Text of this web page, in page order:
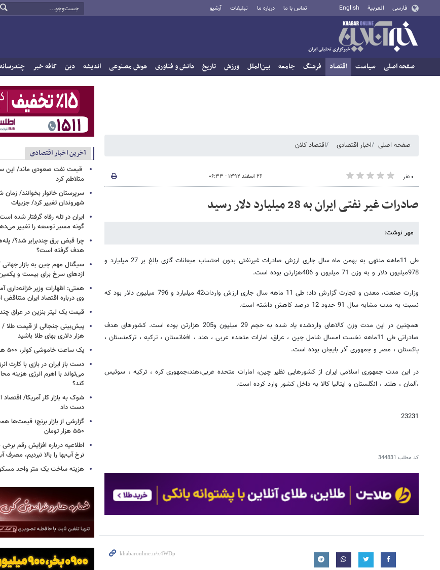
فارسی العربية English تماس با ما درباره ما تبلیغات آرشیو
صفحه اصلی سیاست اقتصاد فرهنگ جامعه بین‌الملل ورزش تاریخ دانش و فناوری هوش مصنوعی اندیشه دین کافه خبر
صفحه اصلی اخبار اقتصادی اقتصاد کلان
۰ نفر ۲۶ اسفند ۱۳۹۲ - ۰۶:۳۳
صادرات غیر نفتی ایران به 28 میلیارد دلار رسید
مهر نوشت:
طی 11ماهه منتهی به بهمن ماه سال جاری ارزش صادرات غیرنفتی بدون احتساب میعانات گازی بالغ بر 27 میلیارد و
978میلیون دلار و به وزن 71 میلیون و 406هزارتن بوده است.
وزارت صنعت، معدن و تجارت گزارش داد: طی 11 ماهه سال جاری ارزش واردات42 میلیارد و 796 میلیون دلار بود که
نسبت به مدت مشابه سال 91 حدود 12 درصد کاهش داشته است.
همچنین در این مدت وزن کالاهای واردشده یاد شده به حجم 29 میلیون و205 هزارتن بوده است. کشورهای هدف
صادراتی طی 11ماهه نخست امسال شامل چین ، عراق، امارات متحده عربی ، هند ، افغاتستان ، ترکیه ، ترکمنستان ،
پاکستان ، مصر و جمهوری آذر بایجان بوده است.
در این مدت جمهوری اسلامی ایران از کشورهایی نظیر چین، امارات متحده عربی،هند،جمهوری کره ، ترکیه ، سوئیس
،آلمان ، هلند ، انگلستان و ایتالیا کالا به داخل کشور وارد کرده است.
23231
کد مطلب 344831
آخرین اخبار اقتصادی
قیمت نفت صعودی ماند/ این
متلاطم کرد
سرپرستان خانوار بخوانند/ زمان
شهروندان تغییر کرد/ جزییات
ایران در تله رفاه گرفتار شده
گونه مسیر توسعه را تغییر
چرا قبض برق چندبرابر شد؟/
هدف گرفته است؟
سیگنال‌ مهم چین به بازار
اژدهای سرخ برای بیست و
همتی: اظهارات وزیر خزانه‌داری
وی درباره اقتصاد ایران
قیمت یک لیتر بنزین در عراق
پیش‌بینی جنجالی از قیمت طلا /
هزار دلاری بهای طلا باشید
یک ساعت خاموشی کولر، ۵۰۰ هزار نفر را سیراب می‌کند
دست باز ایران در بازی با کارت
می‌تواند با اهرم انرژی‌ هزینه
کند؟
دست داد
۵۵۰ هزار تومان
اطلاعیه درباره افزایش رقم
نرخ آب‌بها را بالا نبردیم، مصرف
هزینه ساخت یک متر واحد